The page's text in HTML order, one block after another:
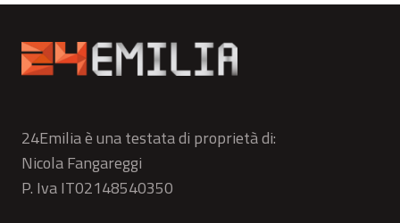
24Emilia è una testata di proprietà di:
Nicola Fangareggi
P. Iva IT02148540350